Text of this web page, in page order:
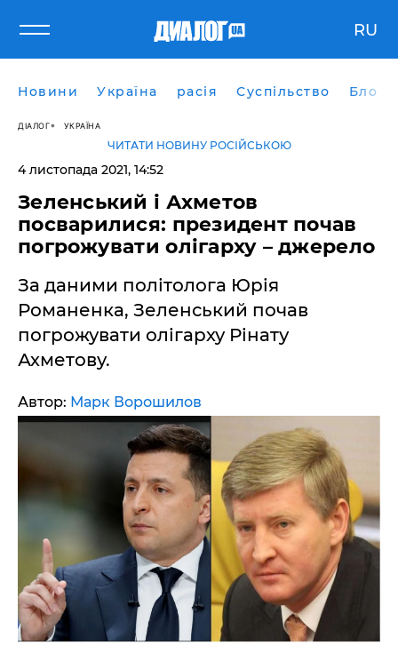
RU
Новини Україна расія Суспільство Блоги
ДІАЛОГ УКРАЇНА
ЧИТАТИ НОВИНУ РОСІЙСЬКОЮ
4 листопада 2021, 14:52
Зеленський і Ахметов
посварилися: президент почав
погрожувати олігарху – джерело
За даними політолога Юрія
Романенка, Зеленський почав
погрожувати олігарху Рінату
Ахметову.
Автор: Марк Ворошилов